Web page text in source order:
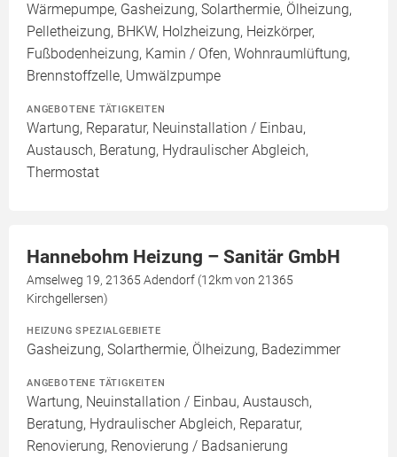
Wärmepumpe, Gasheizung, Solarthermie, Ölheizung,
Pelletheizung, BHKW, Holzheizung, Heizkörper,
Fußbodenheizung, Kamin / Ofen, Wohnraumlüftung,
Brennstoffzelle, Umwälzpumpe
ANGEBOTENE TÄTIGKEITEN
Wartung, Reparatur, Neuinstallation / Einbau,
Austausch, Beratung, Hydraulischer Abgleich,
Thermostat
Hannebohm Heizung – Sanitär GmbH
Amselweg 19, 21365 Adendorf (12km von 21365
Kirchgellersen)
HEIZUNG SPEZIALGEBIETE
Gasheizung, Solarthermie, Ölheizung, Badezimmer
ANGEBOTENE TÄTIGKEITEN
Wartung, Neuinstallation / Einbau, Austausch,
Beratung, Hydraulischer Abgleich, Reparatur,
Renovierung, Renovierung / Badsanierung